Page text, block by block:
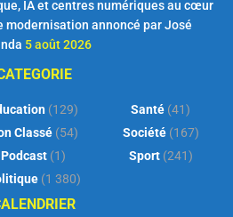
IA et centres numériques au cœur
modernisation annoncé par José
5 août 2026
(129)
Classé (54)
Podcast (1)
(1 380)
Santé (41)
Société(167)
Sport(241)